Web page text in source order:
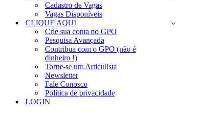
Cadastro de Vagas
Vagas Disponíveis
CLIQUE AQUI
Crie sua conta no GPO
Pesquisa Avançada
Contribua com o GPO (não é
dinheiro !)
Torne-se um Articulista
Newsletter
Fale Conosco
Política de privacidade
LOGIN